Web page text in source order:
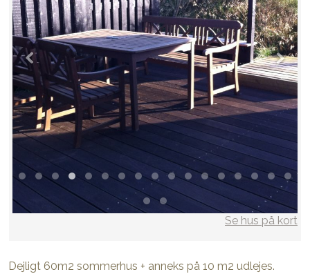
Se hus på kort
Dejligt 60m2 sommerhus + anneks på 10 m2 udlejes.